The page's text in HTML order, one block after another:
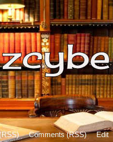
Comments (RSS) Edit